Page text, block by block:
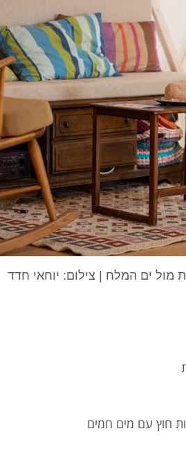
מול ים המלח | צילום: יוחאי חדד